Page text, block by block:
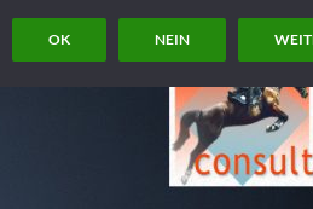
OK NEIN